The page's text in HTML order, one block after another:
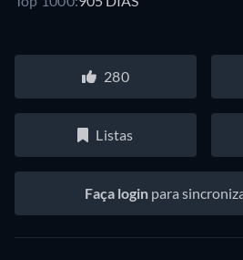
280
Listas
Faça loginpara